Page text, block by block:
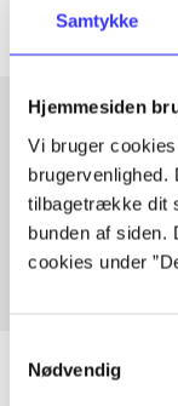
Samtykke
Hjemmesiden
Vi bruger
tilbagetrække dit
bunden af siden.
cookies under
Nødvendig
Artikler med
Fra